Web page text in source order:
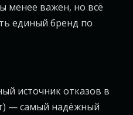
менее важен, но всё
единый бренд по
источник отказов в
— самый надёжный